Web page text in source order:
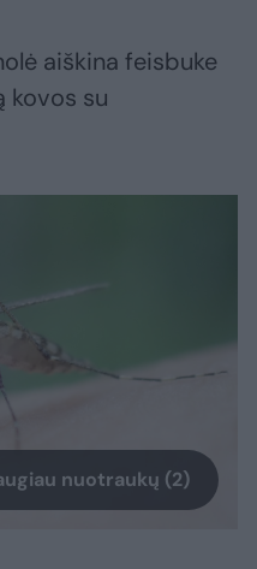
aiškina feisbuke
kovos su
nuotraukų (2)